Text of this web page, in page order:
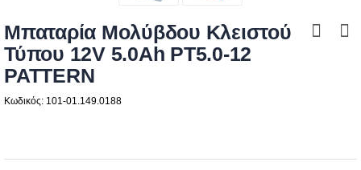
Μπαταρία Μολύβδου Κλειστού
Τύπου 12V 5.0Ah PT5.0-12
PATTERN
Κωδικός: 101-01.149.0188